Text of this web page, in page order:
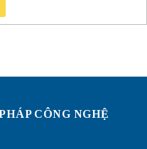
CÔNG NGHỆ